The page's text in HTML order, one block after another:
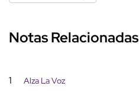
Notas Relacionadas
1 Alza La Voz